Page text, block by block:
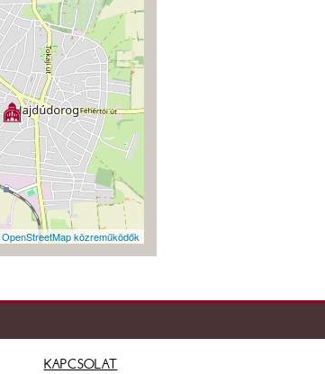
OpenStreetMap közreműködők
KAPCSOLAT